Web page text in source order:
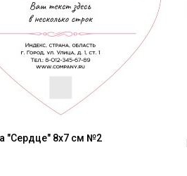
"Сердце" 8x7 см №2